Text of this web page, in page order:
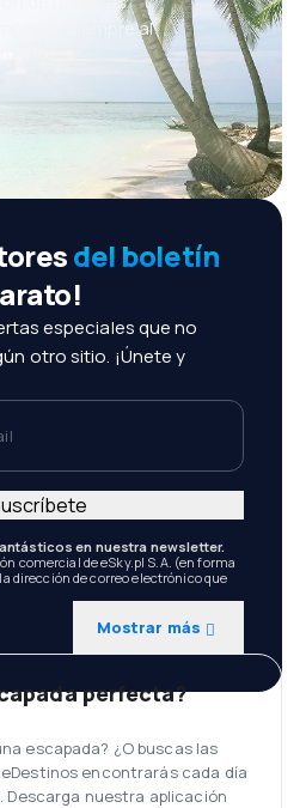
siempre al
del boletín
especiales que no
otro sitio. ¡Únete y
en nuestra newsletter.
comercial de eSky.pl S.A. (en forma
dirección de correo electrónico que
Mostrar más
perfecta?
escapada? ¿O buscas las
encontrarás cada día
Descarga nuestra aplicación